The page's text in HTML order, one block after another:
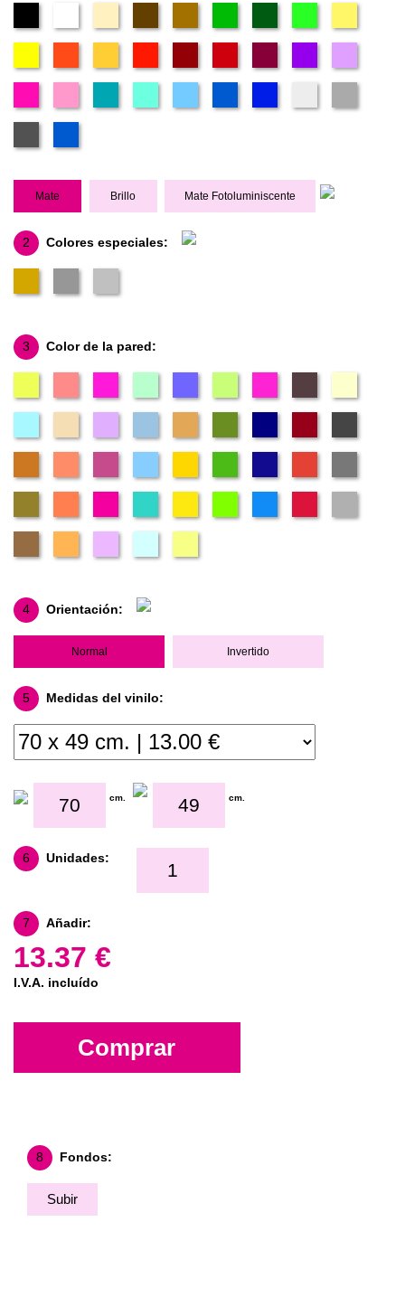
Mate Brillo Mate Fotoluminiscente
2 Colores especiales:
3 Color de la pared:
4 Orientación:
Normal Invertido
5 Medidas del vinilo:
cm. cm.
6 Unidades:
7 Añadir:
13.37 €
I.V.A. incluído
Comprar
8 Fondos:
Subir